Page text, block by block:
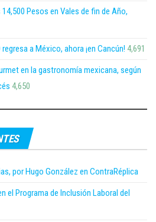
Pesos en Vales de fin de Año,
a México, ahora ¡en Cancún! 4,691
en la gastronomía mexicana, según
4,650
por Hugo González en ContraRéplica
el Programa de Inclusión Laboral del